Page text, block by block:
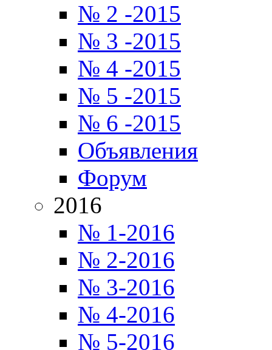
№ 2 -2015
№ 3 -2015
№ 4 -2015
№ 5 -2015
№ 6 -2015
Объявления
Форум
2016
№ 1-2016
№ 2-2016
№ 3-2016
№ 4-2016
№ 5-2016